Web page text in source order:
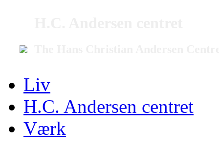
Liv
H.C. Andersen centret
Værk